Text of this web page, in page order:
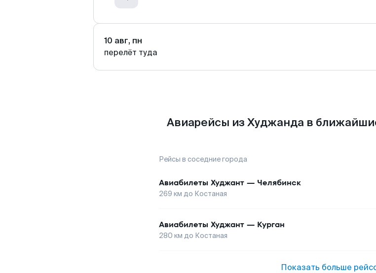
10 авг, пн
перелёт туда
Авиарейсы из Худжанда в
Рейсы в соседние города
Авиабилеты Худжант — Челябинск
269 км до Костаная
Авиабилеты Худжант — Курган
280 км до Костаная
Показать больше